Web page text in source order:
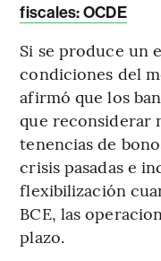
fiscales: OCDE
Si se produce un
condiciones del
afirmó que los
que reconsiderar
tenencias de
crisis pasadas e
flexibilización
BCE, las
plazo.